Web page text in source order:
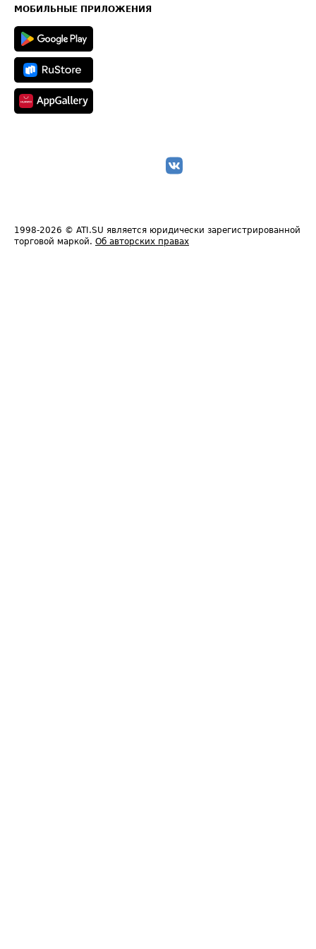
Техническая информация
МОБИЛЬНЫЕ ПРИЛОЖЕНИЯ
1998-2026 © ATI.SU является юридически зарегистрированной
торговой маркой. Об авторских правах